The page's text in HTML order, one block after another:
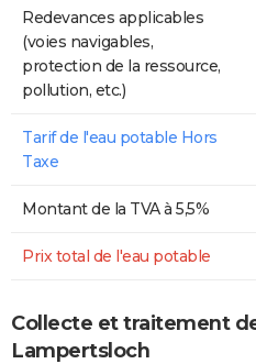
Redevances applicables
(voies navigables,
protection de la ressource,
pollution, etc.)
Tarif de l'eau potable Hors
Taxe
Montant de la TVA à 5,5%
Prix total de l'eau potable
Collecte et traitement
Lampertsloch